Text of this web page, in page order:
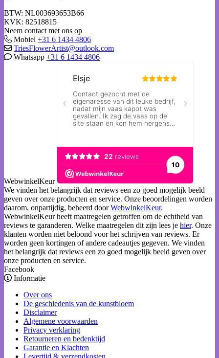
BTW: NL003693653B66
KVK: 82518815
Neem contact met ons op
Mobiel +31 6 1434 4806
TriesFlowerArtist@outlook.com
Whatsapp +31 6 1434 4806
WebwinkelKeur
We vinden het belangrijk dat reviews een zo goed mogelijk beeld
geven over onze producten en service. Onze beoordelingen worden
daarom, onpartijdig, beheerd doorWebwinkelKeur.
WebwinkelKeur heeft maatregelen getroffen om de echtheid van
reviews te garanderen. Welke maatregelen dit zijn lees je hier. Onze
klanten worden niet beloond voor het schrijven van reviews. Er
worden geen kortingen of andere cadeautjes gegeven. We vinden
het belangrijk dat reviews een zo goed mogelijk beeld geven over
onze producten en service.
Facebook
Informatie
Over ons
De geschiedenis van de kunstbloem
Disclaimer
Algemene voorwaarden
Privacy verklaring
Retourneren en bedenktijd
Garantie en Klachten
Levertijd & verzendkosten